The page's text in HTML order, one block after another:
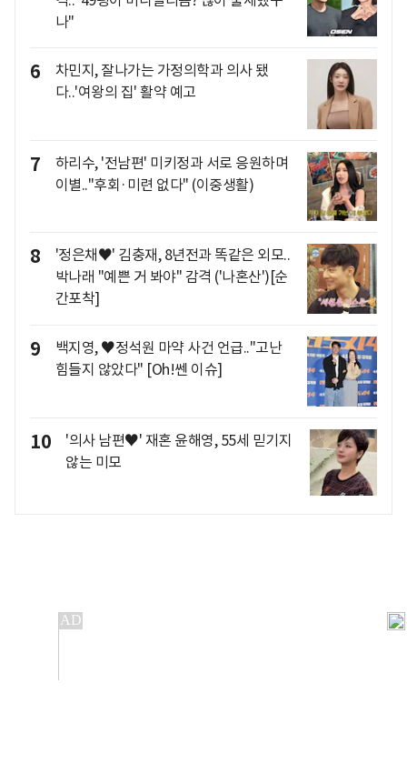
나"
6
차민지, 잘나가는 가정의학과 의사 됐
다..'여왕의 집' 활약 예고
7
하리수, '전남편' 미키정과 서로 응원하며
이별.."후회·미련 없다" (이중생활)
8
'정은채♥' 김충재, 8년전과 똑같은 외모..
박나래 "예쁜 거 봐야" 감격 ('나혼산')[순
간포착]
9
백지영, ♥정석원 마약 사건 언급.."고난
힘들지 않았다" [Oh!쎈 이슈]
10
'의사 남편♥' 재혼 윤해영, 55세 믿기지
않는 미모